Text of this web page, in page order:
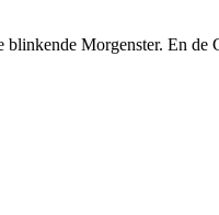
Morgenster. En